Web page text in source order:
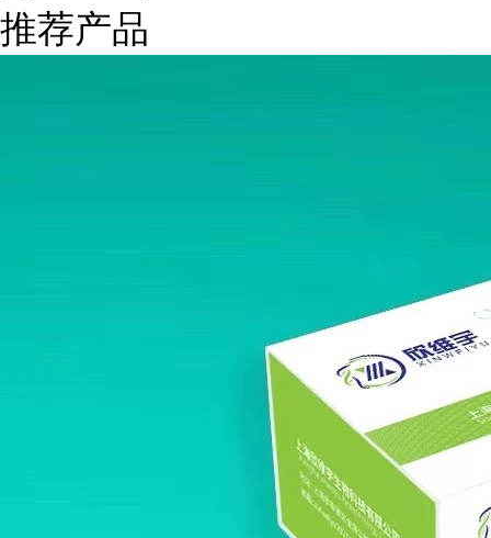
推荐产品